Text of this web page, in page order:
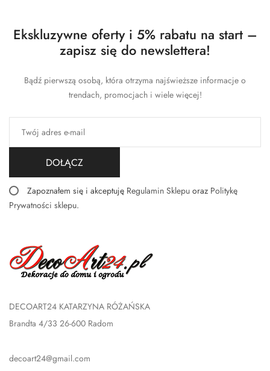
Ekskluzywne oferty i 5% rabatu na start –
zapisz się do newslettera!
Bądź pierwszą osobą, która otrzyma najświeższe informacje o
trendach, promocjach i wiele więcej!
DOŁĄCZ
Zapoznałem się i akceptuję Regulamin Sklepu oraz Politykę
Prywatności sklepu.
DECOART24 KATARZYNA RÓŻAŃSKA
Brandta 4/33 26-600 Radom
decoart24@gmail.com